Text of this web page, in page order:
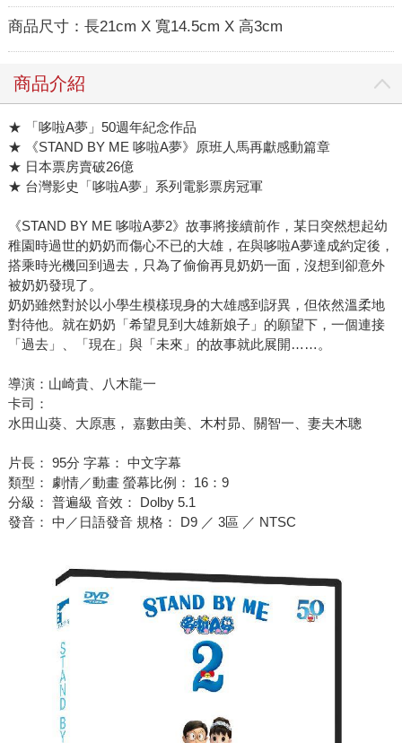
商品尺寸： 長21cm X 寬14.5cm X 高3cm
商品介紹
★ 「哆啦A夢」50週年紀念作品
★ 《STAND BY ME 哆啦A夢》原班人馬再獻感動篇章
★ 日本票房賣破26億
★ 台灣影史「哆啦A夢」系列電影票房冠軍
《STAND BY ME 哆啦A夢2》故事將接續前作，某日突然想起幼
稚園時過世的奶奶而傷心不已的大雄，在與哆啦A夢達成約定後，
搭乘時光機回到過去，只為了偷偷再見奶奶一面，沒想到卻意外
被奶奶發現了。
奶奶雖然對於以小學生模樣現身的大雄感到訝異，但依然溫柔地
對待他。就在奶奶「希望見到大雄新娘子」的願望下，一個連接
「過去」、「現在」與「未來」的故事就此展開……。
導演：山崎貴、八木龍一
卡司：
水田山葵、大原惠， 嘉數由美、木村昴、關智一、妻夫木聰
片長： 95分 字幕： 中文字幕
類型： 劇情／動畫 螢幕比例： 16：9
分級： 普遍級 音效： Dolby 5.1
發音： 中／日語發音 規格： D9 ／ 3區 ／ NTSC